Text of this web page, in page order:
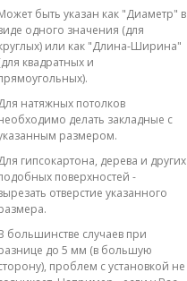
быть указан как "Диаметр" в
одного значения (для
или как "Длина-Ширина"
квадратных и
натяжных потолков
делать закладные с
размером.
гипсокартона, дерева и других
поверхностей -
отверстие указанного
большинстве случаев при
до 5 мм (в большую
проблем с установкой не